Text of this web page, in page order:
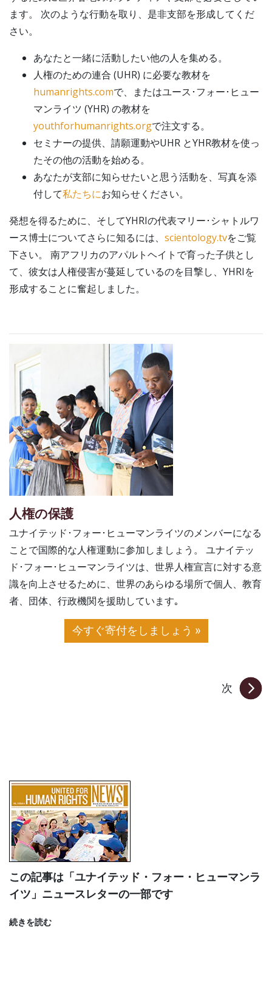
ます。 次のような行動を取り、是非支部を形成してくだ
さい。
あなたと一緒に活動したい他の人を集める。
人権のための連合 (UHR) に必要な教材を
humanrights.comで、またはユース･フォー･ヒュー
マンライツ (YHR) の教材を
youthforhumanrights.orgで注文する。
セミナーの提供、請願運動やUHR とYHR教材を使っ
たその他の活動を始める。
あなたが支部に知らせたいと思う活動を、写真を添
付して私たちにお知らせください。
発想を得るために、そしてYHRIの代表マリー･シャトルワ
ース博士についてさらに知るには、 scientology.tvをご覧
下さい。 南アフリカのアパルトヘイトで育った子供とし
て、彼女は人権侵害が蔓延しているのを目撃し、YHRIを
形成することに奮起しました。
人権の保護
ユナイテッド･フォー･ヒューマンライツのメンバーになる
ことで国際的な人権運動に参加しましょう。 ユナイテッ
ド･フォー･ヒューマンライツは、世界人権宣言に対する意
識を向上させるために、世界のあらゆる場所で個人、教育
者、団体、行政機関を援助しています｡
今すぐ寄付をしましょう »
次
この記事は「ユナイテッド・フォー・ヒューマンラ
イツ」ニュースレターの一部です
続きを読む